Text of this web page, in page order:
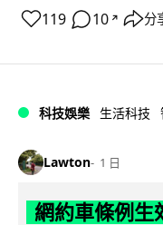
119 10 ↗ 分
科技娛樂 生活科技
Lawton 1 日
網約車條例生